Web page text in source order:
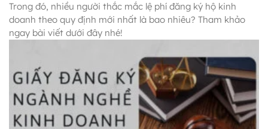
Trong đó, nhiều người thắc mắc lệ phí đăng ký hộ kinh
doanh theo quy định mới nhất là bao nhiêu? Tham khảo
ngay bài viết dưới đây nhé!